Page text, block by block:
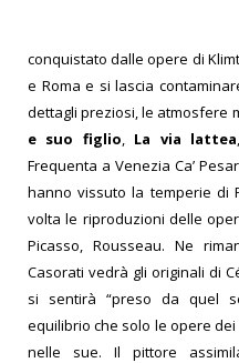
conquistato dalle opere di
e Roma e si lascia
dettagli preziosi, le atmosfere
e suo figlio, La via lattea,
Frequenta a Venezia Ca’
hanno vissuto la temperie di
volta le riproduzioni delle
Picasso, Rousseau. Ne
Casorati vedrà gli originali di
si sentirà “preso da quel
equilibrio che solo le opere
nelle sue. Il pittore